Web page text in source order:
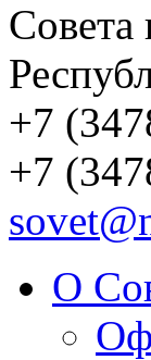
Совета
+7
+7
О